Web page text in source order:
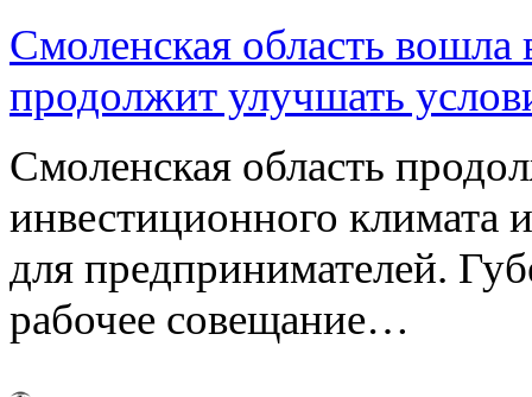
Смоленская область
продолжит улучшать
Смоленская область
инвестиционного климата
для предпринимателей.
рабочее совещание…